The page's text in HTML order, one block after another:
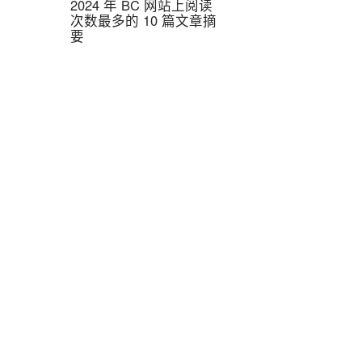
2024 年 BC 网站上阅读
次数最多的 10 篇文章摘
要